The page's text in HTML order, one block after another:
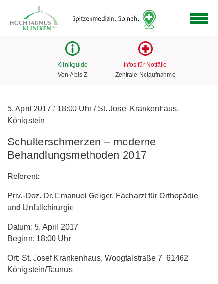
Link
zur
Klinikguide
Von A bis Z
Infos für Notfälle
Zentrale Notaufnahme
5. April 2017/18:00 Uhr /St. Josef Krankenhaus,
Königstein
Schulterschmerzen – moderne
Behandlungsmethoden 2017
Referent:
Priv.-Doz. Dr. Emanuel Geiger, Facharzt für Orthopädie
und Unfallchirurgie
Datum: 5. April 2017
Beginn: 18:00 Uhr
Ort: St. Josef Krankenhaus, Woogtalstraße 7, 61462
Königstein/Taunus